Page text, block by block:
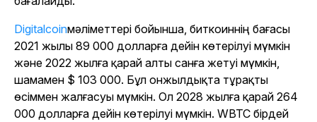
Digitalcoinмәліметтері бойынша, биткоиннің бағасы
2021 жылы 89 000 долларға дейін көтерілуі мүмкін
және 2022 жылға қарай алты санға жетуі мүмкін,
шамамен $ 103 000. Бұл онжылдықта тұрақты
өсіммен жалғасуы мүмкін. Ол 2028 жылға қарай 264
000 долларға дейін көтерілуі мүмкін. WBTC бірдей